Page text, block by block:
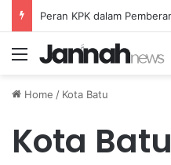
Menu
Home / Kota Batu
Kota Batu